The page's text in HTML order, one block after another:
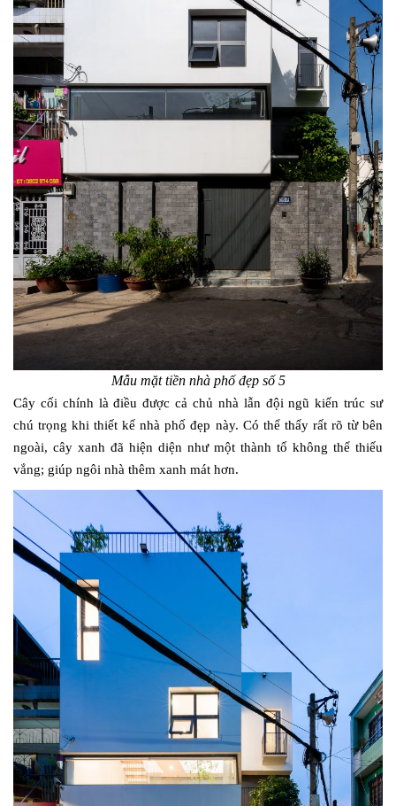
Mẫu mặt tiền nhà phố đẹp số 5
Cây cối chính là điều được cả chủ nhà lẫn đội ngũ kiến trúc sư
chú trọng khi thiết kế nhà phố đẹp này. Có thể thấy rất rõ từ bên
ngoài, cây xanh đã hiện diện như một thành tố không thể thiếu
vắng; giúp ngôi nhà thêm xanh mát hơn.